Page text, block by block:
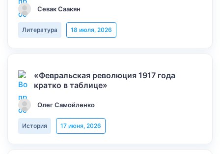
Севак Саакян
Литература 18 июля, 2026
«Февральская революция 1917 года
кратко в таблице»
Олег Самойленко
История 17 июня, 2026